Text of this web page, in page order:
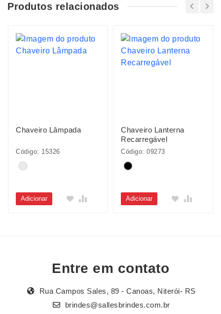
Produtos relacionados
Chaveiro Lâmpada
Código: 15326
Adicionar
Chaveiro Lanterna
Recarregável
Código: 09273
Adicionar
Entre em contato
Rua Campos Sales, 89 - Canoas, Niterói- RS
brindes@sallesbrindes.com.br